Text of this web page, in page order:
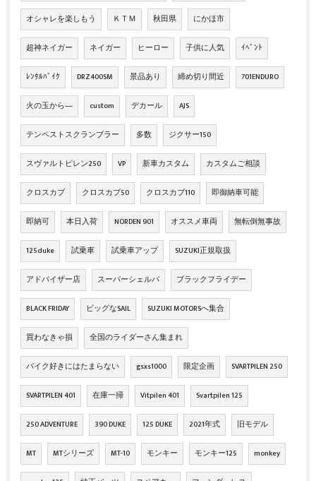
オシャレを楽しもう ＫＴＭ 秋田県 にかほ市
超神ネイガー ネイガー ヒーロー 子供に人気 ｲﾍﾞﾝﾄ
ﾚﾝﾀﾙﾊﾞｲｸ DRZ400SM 景品あり 締め切り間近 701ENDURO
火の玉から― custom デカール AJS
テンペストスクランブラー 多数 ジクサー150
スヴァルトピレン250 VP 新車カスタム カスタムご相談
クロスカブ クロスカブ50 クロスカブ110 即御納車可能
即納可 本日入荷 NORDEN 901 オススメ車両 無転倒無事故
125duke 試乗車 試乗車アップ SUZUKI正規取扱
アドバイザー店 スーパーシェルパ ブラックフライデー
BLACK FRIDAY ビッグなSAIL SUZUKI MOTORSへ集合
買わなきゃ損 全国のライダーさん集まれ
バイク好きにはたまらない gsxs1000 限定企画 SVARTPILEN 250
SVARTPILEN 401 在庫一掃 Vitpilen 401 Svartpilen 125
250 ADVENTURE 390 DUKE 125 DUKE 2021年式 旧モデル
MT MTシリーズ MT-10 モンキー モンキー125 monkey